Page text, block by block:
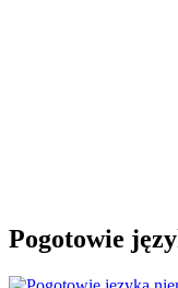
Pogotowie